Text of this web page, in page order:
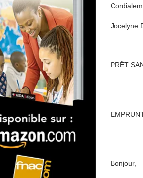
Jocelyne
PRÊT
Bonjour,